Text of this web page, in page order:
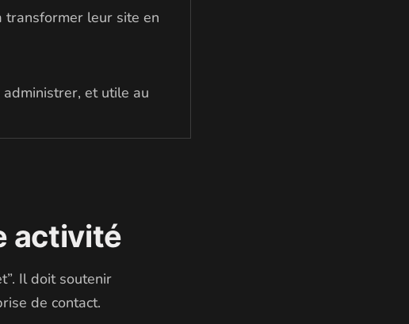
transformer leur site en
administrer, et utile au
activité
Il doit soutenir
de contact.